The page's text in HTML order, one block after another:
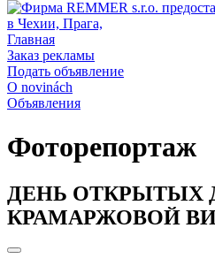
Главная
Заказ рекламы
Подать объявление
O novinách
Объявления
Фоторепортаж
ДЕНЬ ОТКРЫТЫХ
КРАМАРЖОВОЙ